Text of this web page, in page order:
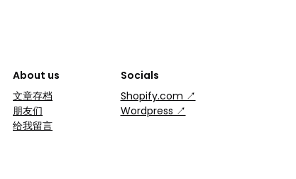
About us
文章存档
朋友们
给我留言
Socials
Shopify.com ↗
Wordpress ↗